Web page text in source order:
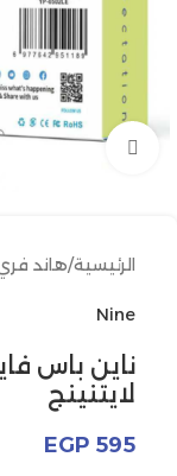
انقر للتكبير
الرئيسية/هاند
Nine
ناين باس
لايتنينج
EGP 595